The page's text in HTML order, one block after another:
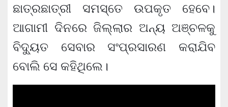
ଛାତ୍ରଛାତ୍ରୀ ସମସ୍ତେ ଉପକୃତ ହେବେ।
ଆଗାମୀ ଦିନରେ ଜିଲ୍ଲାର ଅନ୍ୟ ଅଞ୍ଚଳକୁ
ବିଦ୍ୟୁତ ସେବାର ସଂପ୍ରସାରଣ କରାଯିବ
ବୋଲି ସେ କହିଥିଲେ।